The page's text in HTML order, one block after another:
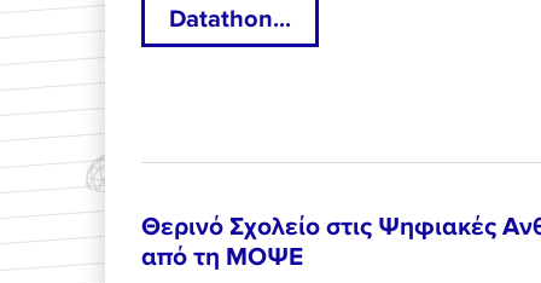
Datathon...
Θερινό Σχολείο στις Ψηφιακές
από τη ΜΟΨΕ